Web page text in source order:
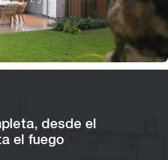
desde el
el fuego